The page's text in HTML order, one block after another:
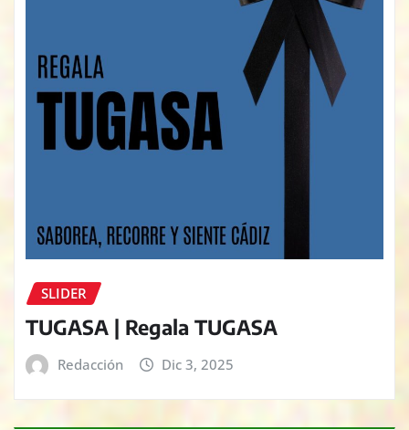
SLIDER
TUGASA | Regala TUGASA
Redacción Dic 3, 2025